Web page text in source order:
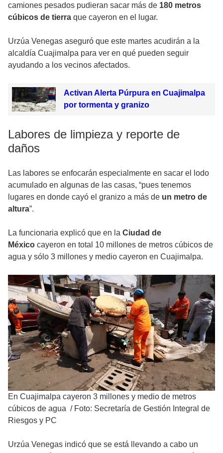
camiones pesados pudieran sacar más de 180 metros
cúbicos de tierra que cayeron en el lugar.
Urzúa Venegas aseguró que este martes acudirán a la
alcaldía Cuajimalpa para ver en qué pueden seguir
ayudando a los vecinos afectados.
Activan Alerta Púrpura en Cuajimalpa
por tormenta y granizo
Labores de limpieza y reporte de
daños
Las labores se enfocarán especialmente en sacar el lodo
acumulado en algunas de las casas, “pues tenemos
lugares en donde cayó el granizo a más de un metro de
altura”.
La funcionaria explicó que en la Ciudad de
México cayeron en total 10 millones de metros cúbicos de
agua y sólo 3 millones y medio cayeron en Cuajimalpa.
En Cuajimalpa cayeron 3 millones y medio de metros
cúbicos de agua / Foto: Secretaría de Gestión Integral de
Riesgos y PC
Urzúa Venegas indicó que se está llevando a cabo un